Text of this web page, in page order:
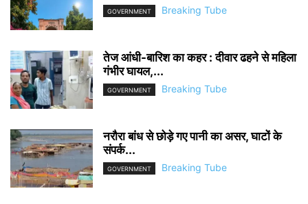
GOVERNMENT Breaking Tube
तेज आंधी-बारिश का कहर : दीवार ढहने से महिला
गंभीर घायल,...
GOVERNMENT Breaking Tube
नरौरा बांध से छोड़े गए पानी का असर, घाटों के
संपर्क...
GOVERNMENT Breaking Tube